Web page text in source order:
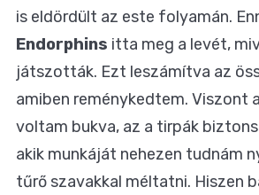
is eldördült az este folyamán.
Endorphins itta meg a levét,
játszották. Ezt leszámítva az
amiben reménykedtem. Viszont
voltam bukva, az a tirpák
akik munkáját nehezen tudnám
tűrő szavakkal méltatni. Hiszen